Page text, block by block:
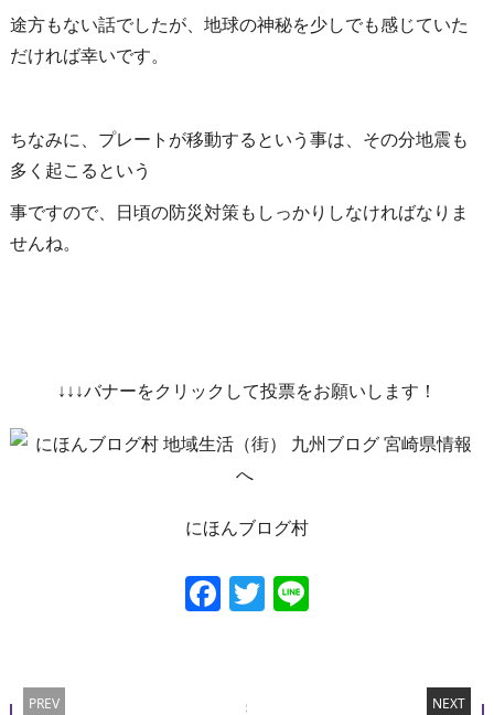
途方もない話でしたが、地球の神秘を少しでも感じていた
だければ幸いです。
ちなみに、プレートが移動するという事は、その分地震も
多く起こるという
事ですので、日頃の防災対策もしっかりしなければなりま
せんね。
↓↓↓バナーをクリックして投票をお願いします！
にほんブログ村
Facebook
Twitter
Line
PREV NEXT